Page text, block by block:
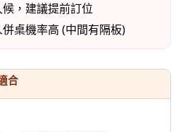
，建議提前訂位
桌機率高 (中間有隔板)
合